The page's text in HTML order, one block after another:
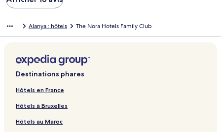
Alanya : hôtels The Nora Hotels Family Club
Destinations phares
Hôtels en France
Hôtels à Bruxelles
Hôtels au Maroc